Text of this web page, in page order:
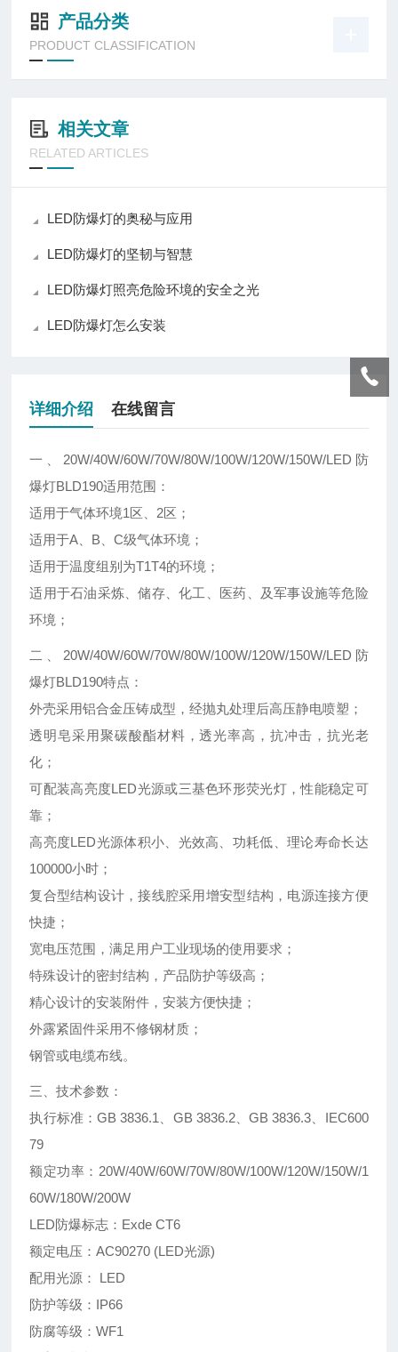
产品分类
PRODUCT CLASSIFICATION
相关文章
RELATED ARTICLES
LED防爆灯的奥秘与应用
LED防爆灯的坚韧与智慧
LED防爆灯照亮危险环境的安全之光
LED防爆灯怎么安装
详细介绍 在线留言
一、20W/40W/60W/70W/80W/100W/120W/150W/LED防
爆灯BLD190适用范围：
适用于气体环境1区、2区；
适用于A、B、C级气体环境；
适用于温度组别为T1T4的环境；
适用于石油采炼、储存、化工、医药、及军事设施等危险
环境；
二、20W/40W/60W/70W/80W/100W/120W/150W/LED防
爆灯BLD190特点：
外壳采用铝合金压铸成型，经抛丸处理后高压静电喷塑；
透明皂采用聚碳酸酯材料，透光率高，抗冲击，抗光老
化；
可配装高亮度LED光源或三基色环形荧光灯，性能稳定可
靠；
高亮度LED光源体积小、光效高、功耗低、理论寿命长达
100000小时；
复合型结构设计，接线腔采用增安型结构，电源连接方便
快捷；
宽电压范围，满足用户工业现场的使用要求；
特殊设计的密封结构，产品防护等级高；
精心设计的安装附件，安装方便快捷；
外露紧固件采用不修钢材质；
钢管或电缆布线。
三、技术参数：
执行标准：GB 3836.1、GB 3836.2、GB 3836.3、IEC600
79
额定功率：20W/40W/60W/70W/80W/100W/120W/150W/1
60W/180W/200W
LED防爆标志：Exde CT6
额定电压：AC90270 (LED光源)
配用光源： LED
防护等级：IP66
防腐等级：WF1